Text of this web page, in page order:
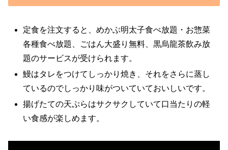
定食を注文すると、めかぶ明太子食べ放題・お惣菜
各種食べ放題、ごはん大盛り無料、黒烏龍茶飲み放
題のサービスが受けられます。
鰻はタレをつけてしっかり焼き、それをさらに蒸し
ているのでしっかり味がついていておいしいです。
揚げたての天ぷらはサクサクしていて口当たりの軽
い食感が楽しめます。